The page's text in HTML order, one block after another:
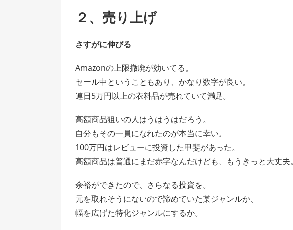
２、売り上げ
さすがに伸びる
Amazonの上限撤廃が効いてる。
セール中ということもあり、かなり数字が良い。
連日5万円以上の衣料品が売れていて満足。
高額商品狙いの人はうはうはだろう。
自分もその一員になれたのが本当に幸い。
100万円はレビューに投資した甲斐があった。
高額商品は普通にまだ赤字なんだけども、もうきっと大丈夫。
余裕ができたので、さらなる投資を。
元を取れそうにないので諦めていた某ジャンルか、
幅を広げた特化ジャンルにするか。